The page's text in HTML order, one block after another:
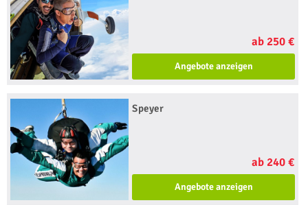
ab 250 €
Angebote anzeigen
Speyer
ab 240 €
Angebote anzeigen